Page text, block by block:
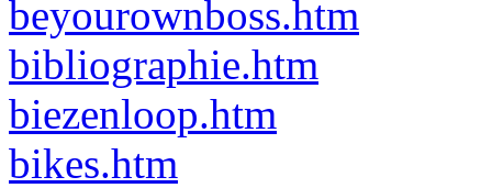
beyourownboss.htm
bibliographie.htm
biezenloop.htm
bikes.htm